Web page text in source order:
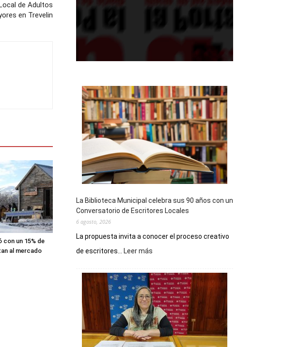
de Adultos
en Trevelin
con un 15% de
al mercado
La Biblioteca Municipal celebra sus 90 años con un
Conversatorio de Escritores Locales
6 agosto, 2026
La propuesta invita a conocer el proceso creativo
de escritores...
Leer más
Municipal
celebra
sus
90
años
con
un